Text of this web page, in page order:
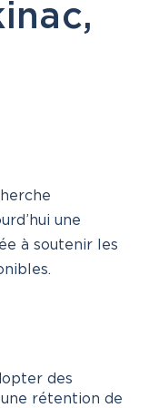
INSCRIVEZ-VOUS
une
à soutenir les
des
rétention de
limite